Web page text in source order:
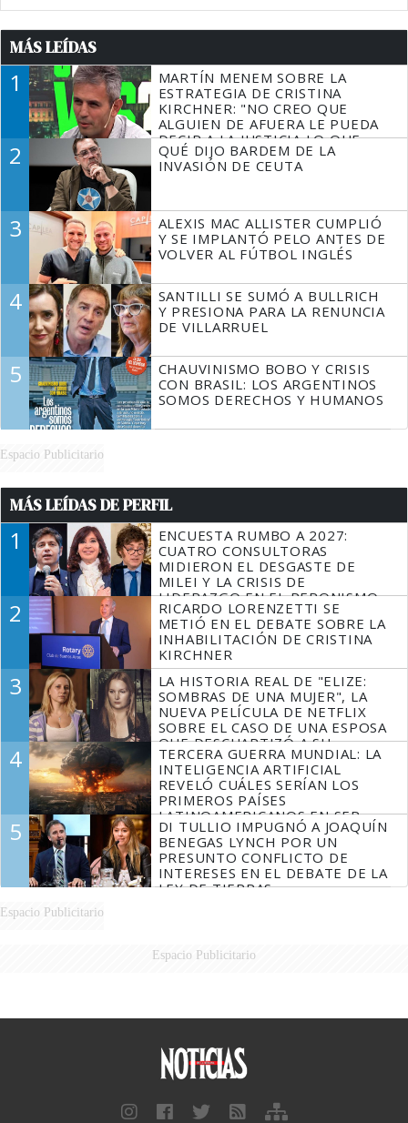
MÁS LEÍDAS
1
MARTÍN MENEM SOBRE LA
ESTRATEGIA DE CRISTINA
KIRCHNER: "NO CREO QUE
ALGUIEN DE AFUERA LE PUEDA
DECIR A LA JUSTICIA LO QUE
TIENE QUE HACER"
2
QUÉ DIJO BARDEM DE LA
INVASIÓN DE CEUTA
3
ALEXIS MAC ALLISTER CUMPLIÓ
Y SE IMPLANTÓ PELO ANTES DE
VOLVER AL FÚTBOL INGLÉS
4
SANTILLI SE SUMÓ A BULLRICH
Y PRESIONA PARA LA RENUNCIA
DE VILLARRUEL
5
CHAUVINISMO BOBO Y CRISIS
CON BRASIL: LOS ARGENTINOS
SOMOS DERECHOS Y HUMANOS
Espacio Publicitario
MÁS LEÍDAS DE PERFIL
1
ENCUESTA RUMBO A 2027:
CUATRO CONSULTORAS
MIDIERON EL DESGASTE DE
MILEI Y LA CRISIS DE
LIDERAZGO EN EL PERONISMO
2
RICARDO LORENZETTI SE
METIÓ EN EL DEBATE SOBRE LA
INHABILITACIÓN DE CRISTINA
KIRCHNER
3
LA HISTORIA REAL DE "ELIZE:
SOMBRAS DE UNA MUJER", LA
NUEVA PELÍCULA DE NETFLIX
SOBRE EL CASO DE UNA ESPOSA
QUE DESCUARTIZÓ A SU
MARIDO
4
TERCERA GUERRA MUNDIAL: LA
INTELIGENCIA ARTIFICIAL
REVELÓ CUÁLES SERÍAN LOS
PRIMEROS PAÍSES
LATINOAMERICANOS EN SER
DERROTADOS
5
DI TULLIO IMPUGNÓ A JOAQUÍN
BENEGAS LYNCH POR UN
PRESUNTO CONFLICTO DE
INTERESES EN EL DEBATE DE LA
LEY DE TIERRAS
Espacio Publicitario
Espacio Publicitario